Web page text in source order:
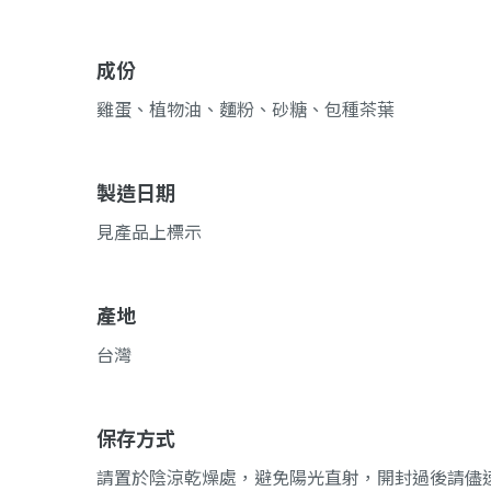
成份
雞蛋、植物油、麵粉、砂糖、包種茶葉
製造日期
見產品上標示
產地
台灣
保存方式
請置於陰涼乾燥處，避免陽光直射，開封過後請儘